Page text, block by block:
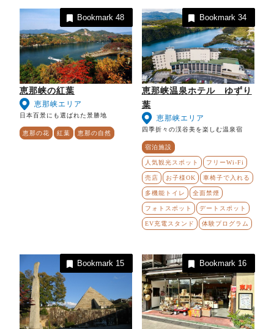
恵那峡の紅葉
恵那峡エリア
日本百景にも選ばれた景勝地
恵那の花 紅葉 恵那の自然
Bookmark 48
恵那峡温泉ホテル ゆずり
葉
恵那峡エリア
四季折々の渓谷美を楽しむ温泉宿
宿泊施設
人気観光スポット フリーWi-Fi
売店 お子様OK 車椅子で入れる
多機能トイレ 全面禁煙
フォトスポット デートスポット
EV充電スタンド 体験プログラム
Bookmark 34
Bookmark 15 Bookmark 16